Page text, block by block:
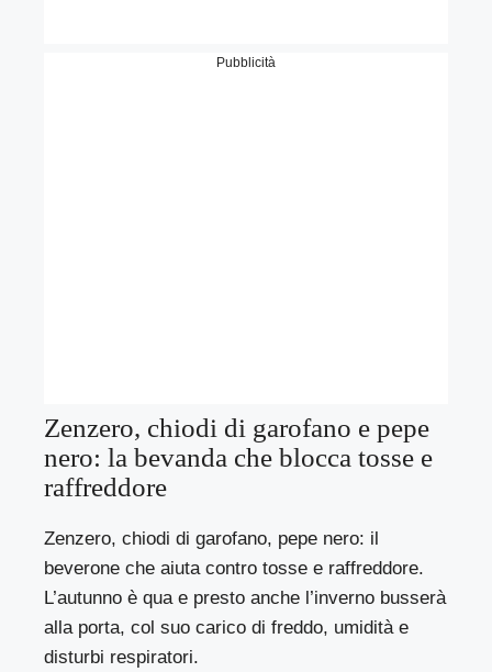
Pubblicità
Zenzero, chiodi di garofano e pepe
nero: la bevanda che blocca tosse e
raffreddore
Zenzero, chiodi di garofano, pepe nero: il
beverone che aiuta contro tosse e raffreddore.
L’autunno è qua e presto anche l’inverno busserà
alla porta, col suo carico di freddo, umidità e
disturbi respiratori.